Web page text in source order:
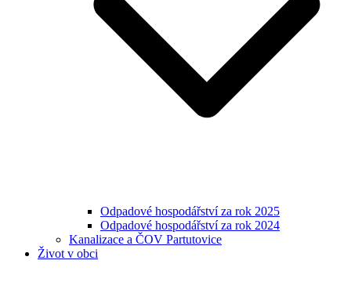
Odpadové hospodářství za rok 2025
Odpadové hospodářství za rok 2024
Kanalizace a ČOV Partutovice
Život v obci